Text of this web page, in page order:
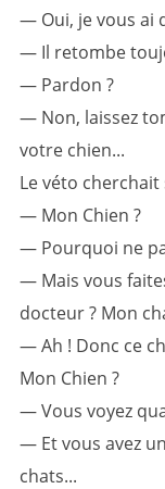
— Oui, je vous ai
— Il retombe
— Pardon ?
— Non, laissez
votre chien...
Le véto cherchait
— Mon Chien ?
— Pourquoi ne
— Mais vous
docteur ? Mon
— Ah ! Donc ce
Mon Chien ?
— Vous voyez
— Et vous avez
chats...